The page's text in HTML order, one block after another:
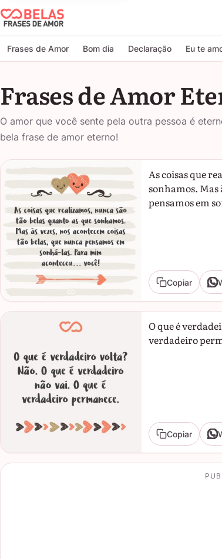
Belas Frases de Amor
Frases de Amor Bom dia Declaração Eu te
Frases de Amor
O amor que você sente pela outra pessoa é
bela frase de amor eterno!
As coisas que
sonhamos. Mas
pensamos em
Copiar
O que é
verdadeiro
Copiar